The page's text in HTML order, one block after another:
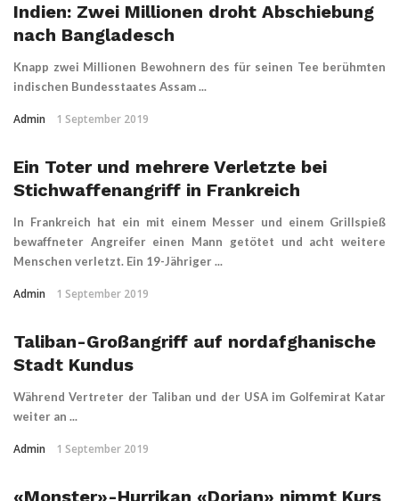
Indien: Zwei Millionen droht Abschiebung
nach Bangladesch
Knapp zwei Millionen Bewohnern des für seinen Tee berühmten
indischen Bundesstaates Assam ...
Admin 1 September 2019
Ein Toter und mehrere Verletzte bei
Stichwaffenangriff in Frankreich
In Frankreich hat ein mit einem Messer und einem Grillspieß
bewaffneter Angreifer einen Mann getötet und acht weitere
Menschen verletzt. Ein 19-Jähriger ...
Admin 1 September 2019
Taliban-Großangriff auf nordafghanische
Stadt Kundus
Während Vertreter der Taliban und der USA im Golfemirat Katar
weiter an ...
Admin 1 September 2019
«Monster»-Hurrikan «Dorian» nimmt Kurs